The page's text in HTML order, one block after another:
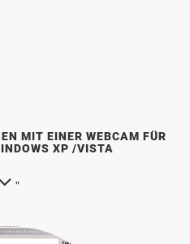
MIT EINER WEBCAM FÜR
XP /VISTA
"